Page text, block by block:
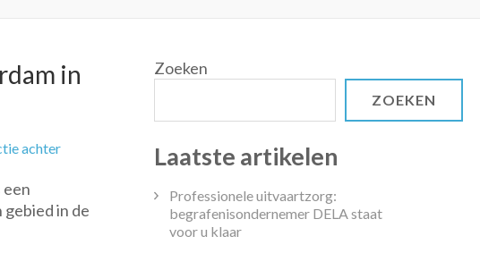
in
achterop
Tandheelkundige
Behandelingen
in de
Zoeken
ZOEKEN
Laatste artikelen
Professionele uitvaartzorg:
begrafenisondernemer DELA staat
voor u klaar